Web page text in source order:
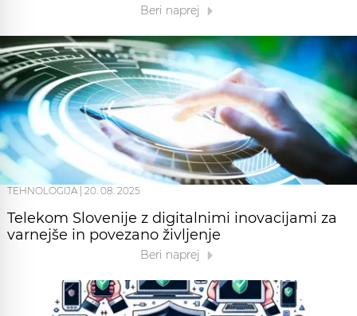
Beri naprej
TEHNOLOGIJA 20. 08. 2025
Telekom Slovenije z digitalnimi inovacijami za
varnejše in povezano življenje
Beri naprej